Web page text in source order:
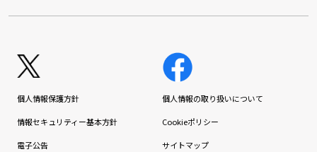
個人情報保護方針 個人情報の取り扱いについて
情報セキュリティー基本方針 Cookieポリシー
電子公告 サイトマップ